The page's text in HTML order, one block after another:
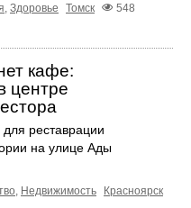
, Здоровье Томск
548
кафе:
центре
реставрации
на улице Ады
, Недвижимость
Красноярск